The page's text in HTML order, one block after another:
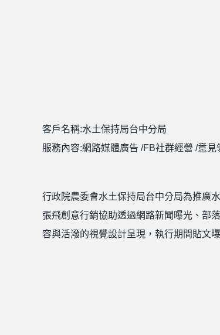
客戶名稱:水土保持局台中分局
服務內容:網路媒體廣告 /FB社群經營 /意見
行政院農委會水土保持局台中分局為推廣
張飛創意行銷協助透過網路新聞曝光、部
容與活潑的視覺設計呈現，執行期間貼文